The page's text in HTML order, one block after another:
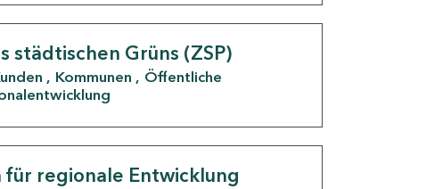
städtischen Grüns (ZSP)
Kommunen
Öffentliche
regionale Entwicklung